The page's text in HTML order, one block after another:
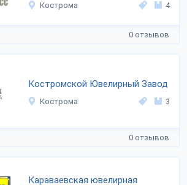
Кострома 4
0 отзывов
Костромской Ювелирный Завод
Кострома 3
0 отзывов
Караваевская ювелирная